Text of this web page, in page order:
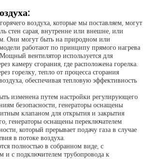
воздуха, которые мы поставляем, могут
стен сарая, внутренне или внешне, или
Они могут быть на природном или
работают по принципу прямого нагрева
вентилятор используется для
камеру сгорания, где расположена горелка.
горелку, тепло от процесса сгорания
обеспечивая тепловую эффективность
изменена путем настройки регулирующего
безопасности, генераторы оснащены
клапаном для открытия и закрытия
генераторы оснащены переключателем
который прерывает подачу газа в случае
в потоке воздуха.
полностью в собранном виде, с
и с подключителем трубопровода к